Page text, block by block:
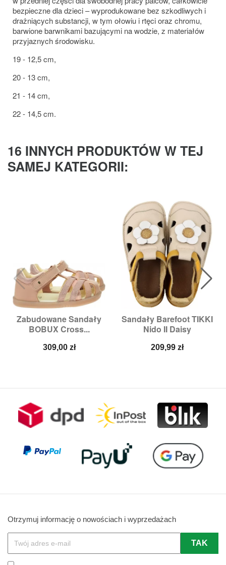
bezpieczne dla dzieci – wyprodukowane bez szkodliwych i
drażniących substancji, w tym ołowiu i rtęci oraz chromu,
barwione barwnikami bazującymi na wodzie, z materiałów
przyjaznych środowisku.
19 - 12,5 cm,
20 - 13 cm,
21 - 14 cm,
22 - 14,5 cm.
16 INNYCH PRODUKTÓW W TEJ
SAMEJ KATEGORII:
Zabudowane Sandały
BOBUX Cross...
Cena
309,00 zł
Sandały Barefoot TIKKI
Nido II Daisy
Cena
209,99 zł
Otrzymuj informację o nowościach i wyprzedażach